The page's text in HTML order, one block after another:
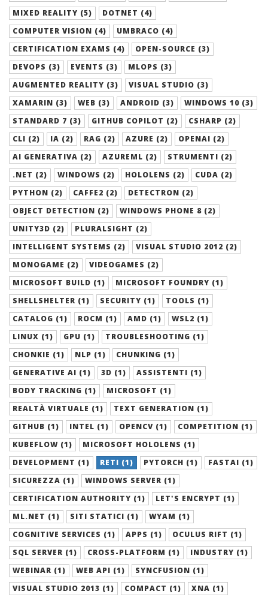
MIXED REALITY (5)
DOTNET (4)
COMPUTER VISION (4)
UMBRACO (4)
CERTIFICATION EXAMS (4)
OPEN-SOURCE (3)
DEVOPS (3)
EVENTS (3)
MLOPS (3)
AUGMENTED REALITY (3)
VISUAL STUDIO (3)
XAMARIN (3)
WEB (3) ANDROID (3)
WINDOWS 10 (3)
STANDARD 7 (3)
GITHUB COPILOT (2)
CSHARP (2)
CLI (2)
IA (2) RAG (2) AZURE (2)
OPENAI (2)
AI GENERATIVA (2)
AZUREML (2)
STRUMENTI (2)
.NET (2)
WINDOWS (2) HOLOLENS (2)
CUDA (2)
PYTHON (2)
CAFFE2 (2)
DETECTRON (2)
OBJECT DETECTION (2)
WINDOWS PHONE 8 (2)
UNITY3D (2)
PLURALSIGHT (2)
INTELLIGENT SYSTEMS (2)
VISUAL STUDIO 2012 (2)
MONOGAME (2)
VIDEOGAMES (2)
MICROSOFT BUILD (1)
MICROSOFT FOUNDRY (1)
SHELLSHELTER (1)
SECURITY (1)
TOOLS (1)
CATALOG (1)
ROCM (1) AMD (1)
WSL2 (1)
LINUX (1)
GPU (1)
TROUBLESHOOTING (1)
CHONKIE (1)
NLP (1)
CHUNKING (1)
GENERATIVE AI (1)
3D (1)
ASSISTENTI (1)
BODY TRACKING (1)
MICROSOFT (1)
REALTÀ VIRTUALE (1)
TEXT GENERATION (1)
GITHUB (1)
INTEL (1) OPENCV (1)
COMPETITION (1)
KUBEFLOW (1)
MICROSOFT HOLOLENS (1)
DEVELOPMENT (1)
RETI (1) PYTORCH (1)
FASTAI (1)
SICUREZZA (1)
WINDOWS SERVER (1)
CERTIFICATION AUTHORITY (1)
LET'S ENCRYPT (1)
ML.NET (1)
SITI STATICI (1)
WYAM (1)
COGNITIVE SERVICES (1)
APPS (1)
OCULUS RIFT (1)
SQL SERVER (1)
CROSS-PLATFORM (1)
INDUSTRY (1)
WEBINAR (1)
WEB API (1)
SYNCFUSION (1)
VISUAL STUDIO 2013 (1)
COMPACT (1)
XNA (1)